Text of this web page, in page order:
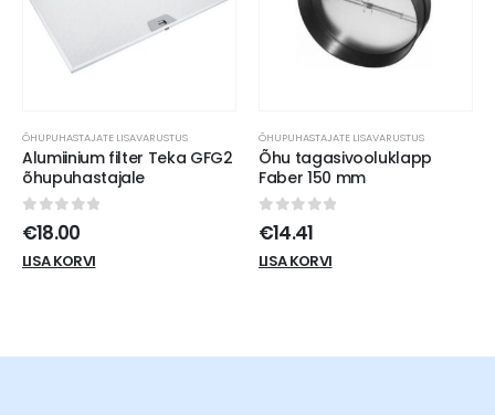
ÕHUPUHASTAJATE LISAVARUSTUS
Õhu tagasivooluklapp
Faber 150 mm
0out of 5
€14.41
LISA KORVI
ÕHUPUHASTAJATE LISAVARUSTUS
Pult Faber
õhupuhastajatele 7T
Premium
0 out of 5
€82.81